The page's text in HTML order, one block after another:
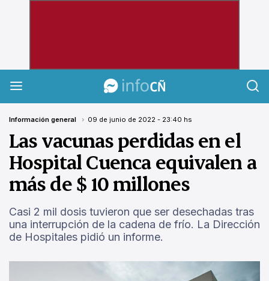
Información general 09 de junio de 2022 - 23:40 hs
Las vacunas perdidas en el
Hospital Cuenca equivalen a
más de $ 10 millones
Casi 2 mil dosis tuvieron que ser desechadas tras
una interrupción de la cadena de frío. La Dirección
de Hospitales pidió un informe.